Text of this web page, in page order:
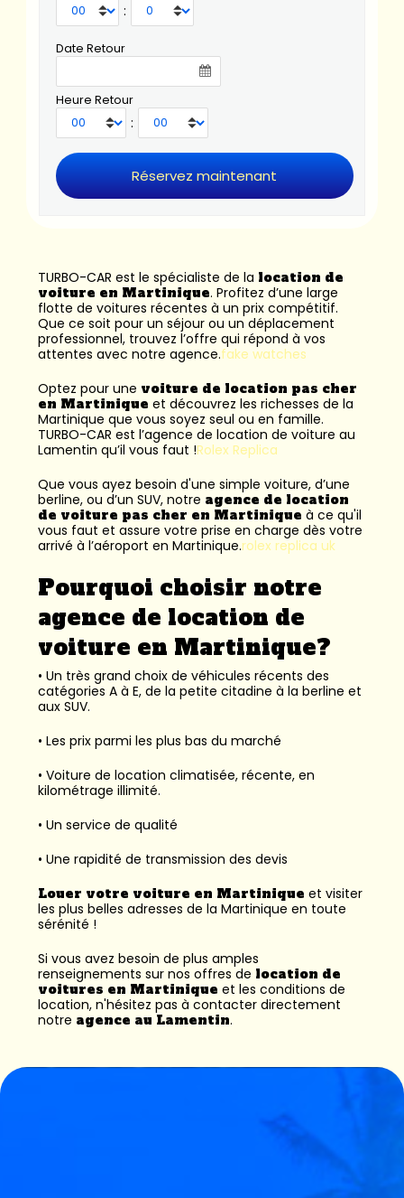
:
Date Retour
Heure Retour
:
TURBO-CAR est le spécialiste de la location de
voiture en Martinique. Profitez d’une large
flotte de voitures récentes à un prix compétitif.
Que ce soit pour un séjour ou un déplacement
professionnel, trouvez l’offre qui répond à vos
attentes avec notre agence.fake watches
Optez pour une voiture de location pas cher
en Martinique et découvrez les richesses de la
Martinique que vous soyez seul ou en famille.
TURBO-CAR est l’agence de location de voiture au
Lamentin qu’il vous faut !Rolex Replica
Que vous ayez besoin d'une simple voiture, d’une
berline, ou d’un SUV, notre agence de location
de voiture pas cher en Martinique à ce qu'il
vous faut et assure votre prise en charge dès votre
arrivé à l’aéroport en Martinique.rolex replica uk
Pourquoi choisir notre
agence de location de
voiture en Martinique?
• Un très grand choix de véhicules récents des
catégories A à E, de la petite citadine à la berline et
aux SUV.
• Les prix parmi les plus bas du marché
• Voiture de location climatisée, récente, en
kilométrage illimité.
• Un service de qualité
• Une rapidité de transmission des devis
Louer votre voiture en Martinique et visiter
les plus belles adresses de la Martinique en toute
sérénité !
Si vous avez besoin de plus amples
renseignements sur nos offres de location de
voitures en Martinique et les conditions de
location, n'hésitez pas à contacter directement
notre agence au Lamentin.